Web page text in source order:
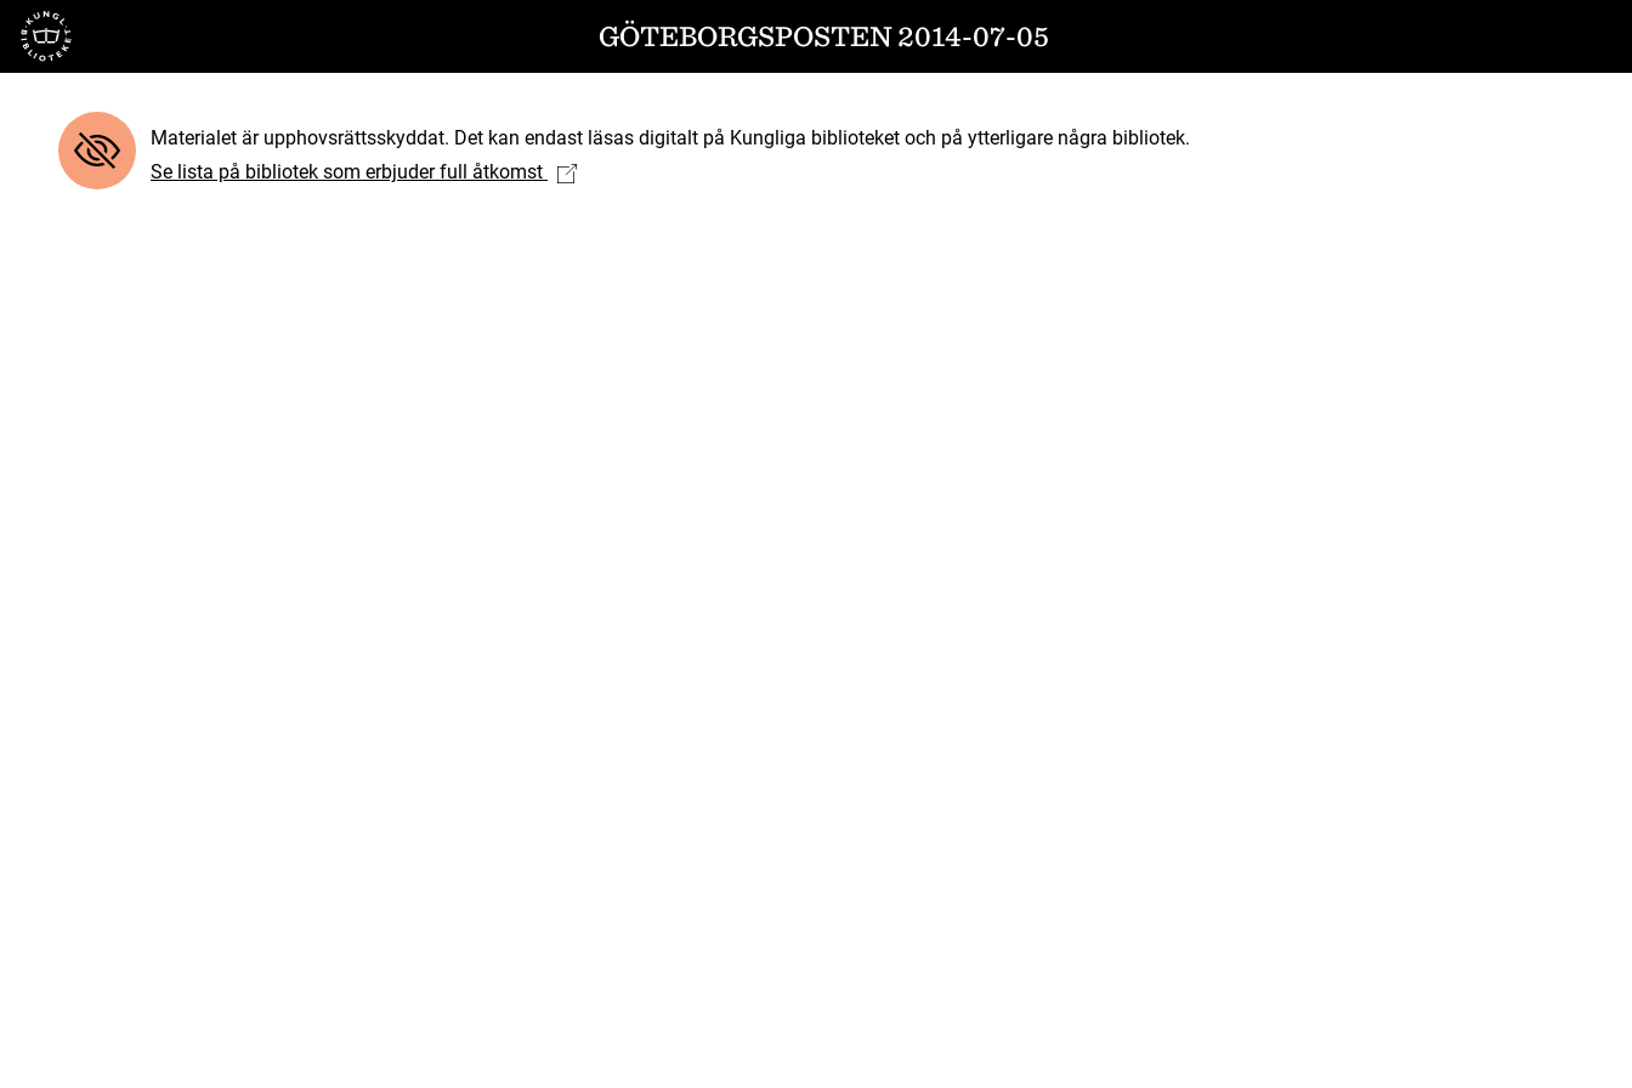
Till startsidan GÖTEBORGSPOSTEN 2014-07-05
Materialet är upphovsrättsskyddat. Det kan endast läsas digitalt på Kungliga biblioteket och på ytterligare några bibliotek.
Se lista på bibliotek som erbjuder full åtkomst